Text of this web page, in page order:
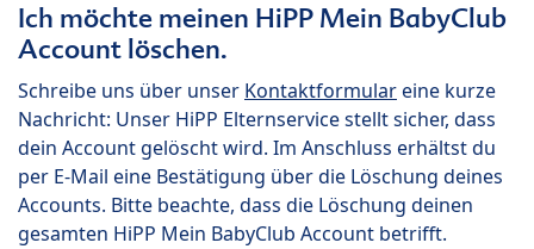
Ich möchte meinen HiPP Mein BabyClub
Account löschen.
Schreibe uns über unser Kontaktformulareine kurze
Nachricht: Unser HiPP Elternservice stellt sicher, dass
dein Account gelöscht wird. Im Anschluss erhältst du
per E-Mail eine Bestätigung über die Löschung deines
Accounts. Bitte beachte, dass die Löschung deinen
gesamten HiPP Mein BabyClub Account betrifft.